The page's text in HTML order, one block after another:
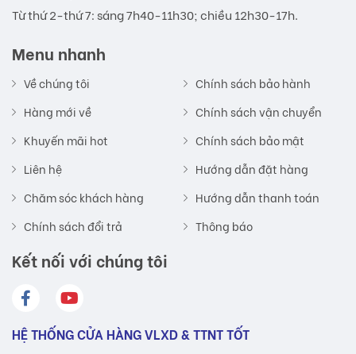
Từ thứ 2-thứ 7: sáng 7h40-11h30; chiều 12h30-17h.
Menu nhanh
Về chúng tôi
Hàng mới về
Khuyến mãi hot
Liên hệ
Chăm sóc khách hàng
Chính sách đổi trả
Chính sách bảo hành
Chính sách vận chuyển
Chính sách bảo mật
Hướng dẫn đặt hàng
Hướng dẫn thanh toán
Thông báo
Kết nối với chúng tôi
HỆ THỐNG CỬA HÀNG VLXD & TTNT TỐT